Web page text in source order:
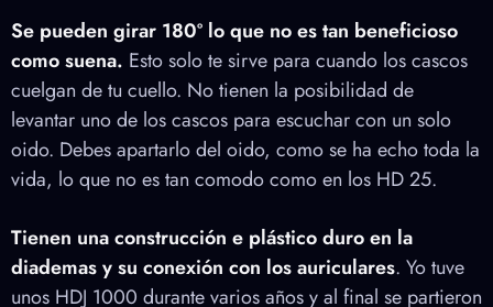
Se pueden girar 180º lo que no es tan beneficioso
como suena. Esto solo te sirve para cuando los cascos
cuelgan de tu cuello. No tienen la posibilidad de
levantar uno de los cascos para escuchar con un solo
oido. Debes apartarlo del oido, como se ha echo toda la
vida, lo que no es tan comodo como en los HD 25.
Tienen una construcción e plástico duro en la
diademas y su conexión con los auriculares. Yo tuve
unos HDJ 1000 durante varios años y al final se partieron